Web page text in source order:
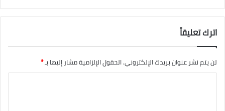
اترك تعليقاً
لن يتم نشر عنوان بريدك الإلكتروني.الحقول الإلزامية مشار إليها بـ*